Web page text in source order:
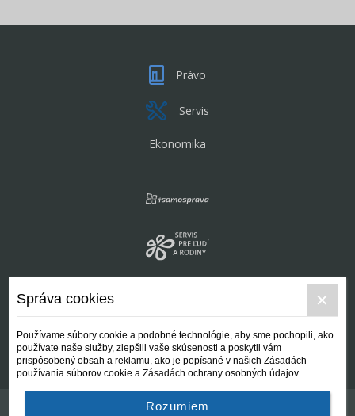
Právo
Servis
Ekonomika
Správa cookies
Používame súbory cookie a podobné technológie, aby sme pochopili, ako
používate naše služby, zlepšili vaše skúsenosti a poskytli vám
prispôsobený obsah a reklamu, ako je popísané v našich Zásadách
používania súborov cookie a Zásadách ochrany osobných údajov.
Rozumiem